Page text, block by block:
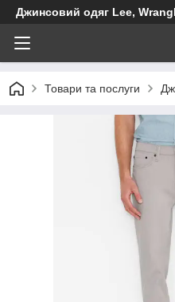
Джинсовий одяг Lee,
Товари та послуги